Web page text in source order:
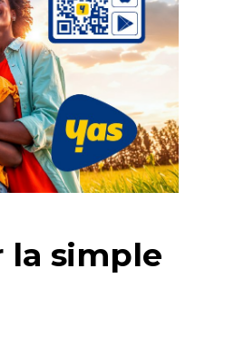
la simple